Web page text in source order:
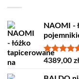
NAOMI -
Oceniono
4389,00 zł